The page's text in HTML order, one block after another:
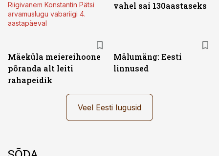
Riigivanem Konstantin Pätsi
arvamuslugu vabariigi 4.
aastapäeval
vahel sai 130aastaseks
Mäeküla meiereihoone
põranda alt leiti
rahapeidik
Mälumäng: Eesti
linnused
Veel Eesti lugusid